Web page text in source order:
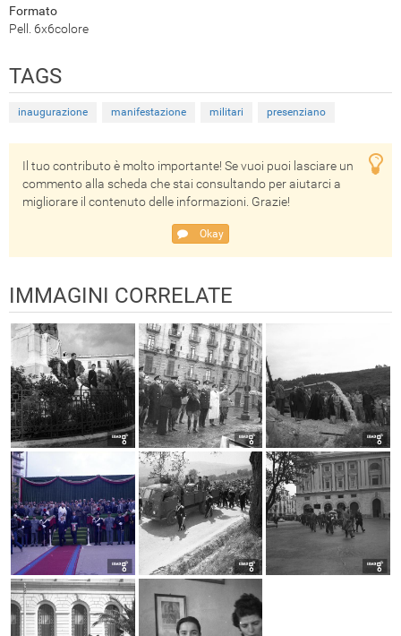
Formato
Pell. 6x6colore
TAGS
inaugurazione manifestazione militari presenziano
Il tuo contributo è molto importante! Se vuoi puoi lasciare un
commento alla scheda che stai consultando per aiutarci a
migliorare il contenuto delle informazioni. Grazie!
Okay
IMMAGINI CORRELATE